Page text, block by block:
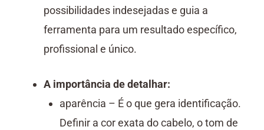
possibilidades indesejadas e guia a
ferramenta para um resultado específico,
profissional e único.
A importância de detalhar:
aparência – É o que gera identificação.
Definir a cor exata do cabelo, o tom de